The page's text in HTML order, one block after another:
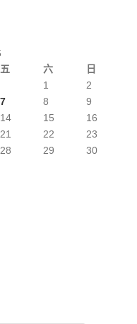
五 六 日
1
2
7 8
9
14 15
16
21 22
23
28 29
30